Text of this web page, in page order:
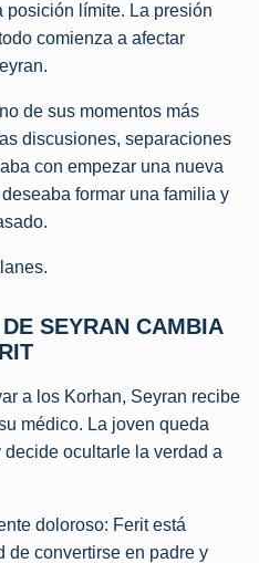
posición límite. La presión
comienza a afectar
de sus momentos más
discusiones, separaciones
con empezar una nueva
formar una familia y
SEYRAN CAMBIA
a los Korhan, Seyran recibe
médico. La joven queda
ocultarle la verdad a
doloroso: Ferit está
de convertirse en padre y